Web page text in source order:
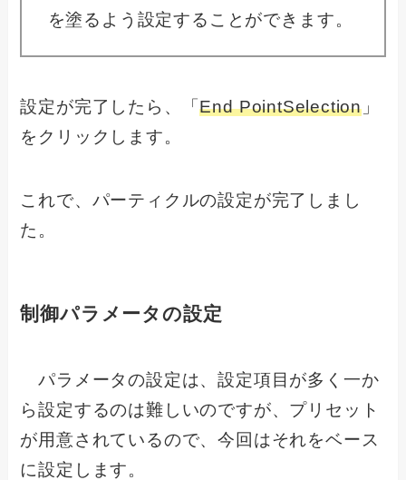
を塗るよう設定することができます。
設定が完了したら、「End PointSelection」
をクリックします。
これで、パーティクルの設定が完了しまし
た。
制御パラメータの設定
パラメータの設定は、設定項目が多く一か
ら設定するのは難しいのですが、プリセット
が用意されているので、今回はそれをベース
に設定します。